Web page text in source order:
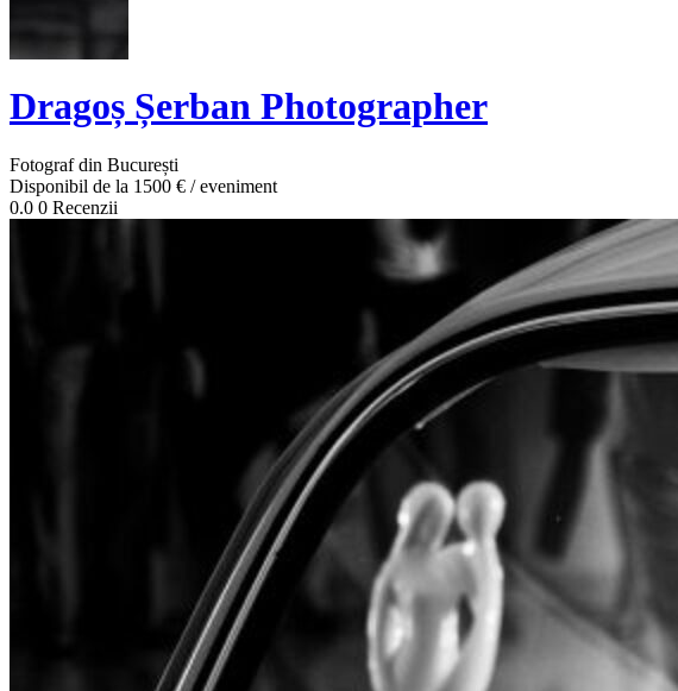
Dragoș Șerban Photographer
Fotograf din București
Disponibil de la 1500 € / eveniment
0.0 0 Recenzii